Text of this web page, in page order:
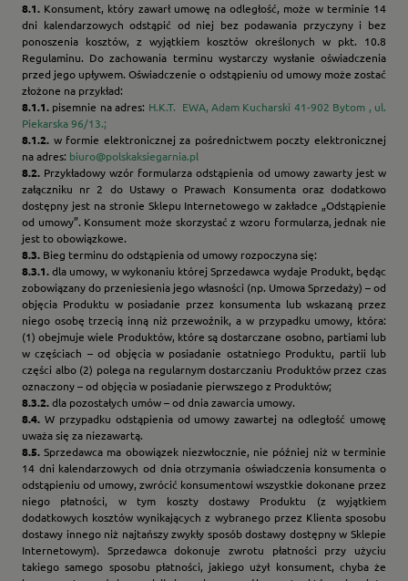
8.1. Konsument, który zawarł umowę na odległość, może w terminie 14
dni kalendarzowych odstąpić od niej bez podawania przyczyny i bez
ponoszenia kosztów, z wyjątkiem kosztów określonych w pkt. 10.8
Regulaminu. Do zachowania terminu wystarczy wysłanie oświadczenia
przed jego upływem. Oświadczenie o odstąpieniu od umowy może zostać
złożone na przykład:
8.1.1. pisemnie na adres: H.K.T. EWA, Adam Kucharski 41-902 Bytom , ul.
Piekarska 96/13.;
8.1.2. w formie elektronicznej za pośrednictwem poczty elektronicznej
na adres: biuro@polskaksiegarnia.pl
8.2. Przykładowy wzór formularza odstąpienia od umowy zawarty jest w
załączniku nr 2 do Ustawy o Prawach Konsumenta oraz dodatkowo
dostępny jest na stronie Sklepu Internetowego w zakładce „Odstąpienie
od umowy”. Konsument może skorzystać z wzoru formularza, jednak nie
jest to obowiązkowe.
8.3. Bieg terminu do odstąpienia od umowy rozpoczyna się:
8.3.1.dla umowy, w wykonaniu której Sprzedawca wydaje Produkt, będąc
zobowiązany do przeniesienia jego własności (np. Umowa Sprzedaży) – od
objęcia Produktu w posiadanie przez konsumenta lub wskazaną przez
niego osobę trzecią inną niż przewoźnik, a w przypadku umowy, która:
(1) obejmuje wiele Produktów, które są dostarczane osobno, partiami lub
w częściach – od objęcia w posiadanie ostatniego Produktu, partii lub
części albo (2) polega na regularnym dostarczaniu Produktów przez czas
oznaczony – od objęcia w posiadanie pierwszego z Produktów;
8.3.2.dla pozostałych umów – od dnia zawarcia umowy.
8.4. W przypadku odstąpienia od umowy zawartej na odległość umowę
uważa się za niezawartą.
8.5. Sprzedawca ma obowiązek niezwłocznie, nie później niż w terminie
14 dni kalendarzowych od dnia otrzymania oświadczenia konsumenta o
odstąpieniu od umowy, zwrócić konsumentowi wszystkie dokonane przez
niego płatności, w tym koszty dostawy Produktu (z wyjątkiem
dodatkowych kosztów wynikających z wybranego przez Klienta sposobu
dostawy innego niż najtańszy zwykły sposób dostawy dostępny w Sklepie
Internetowym). Sprzedawca dokonuje zwrotu płatności przy użyciu
takiego samego sposobu płatności, jakiego użył konsument, chyba że